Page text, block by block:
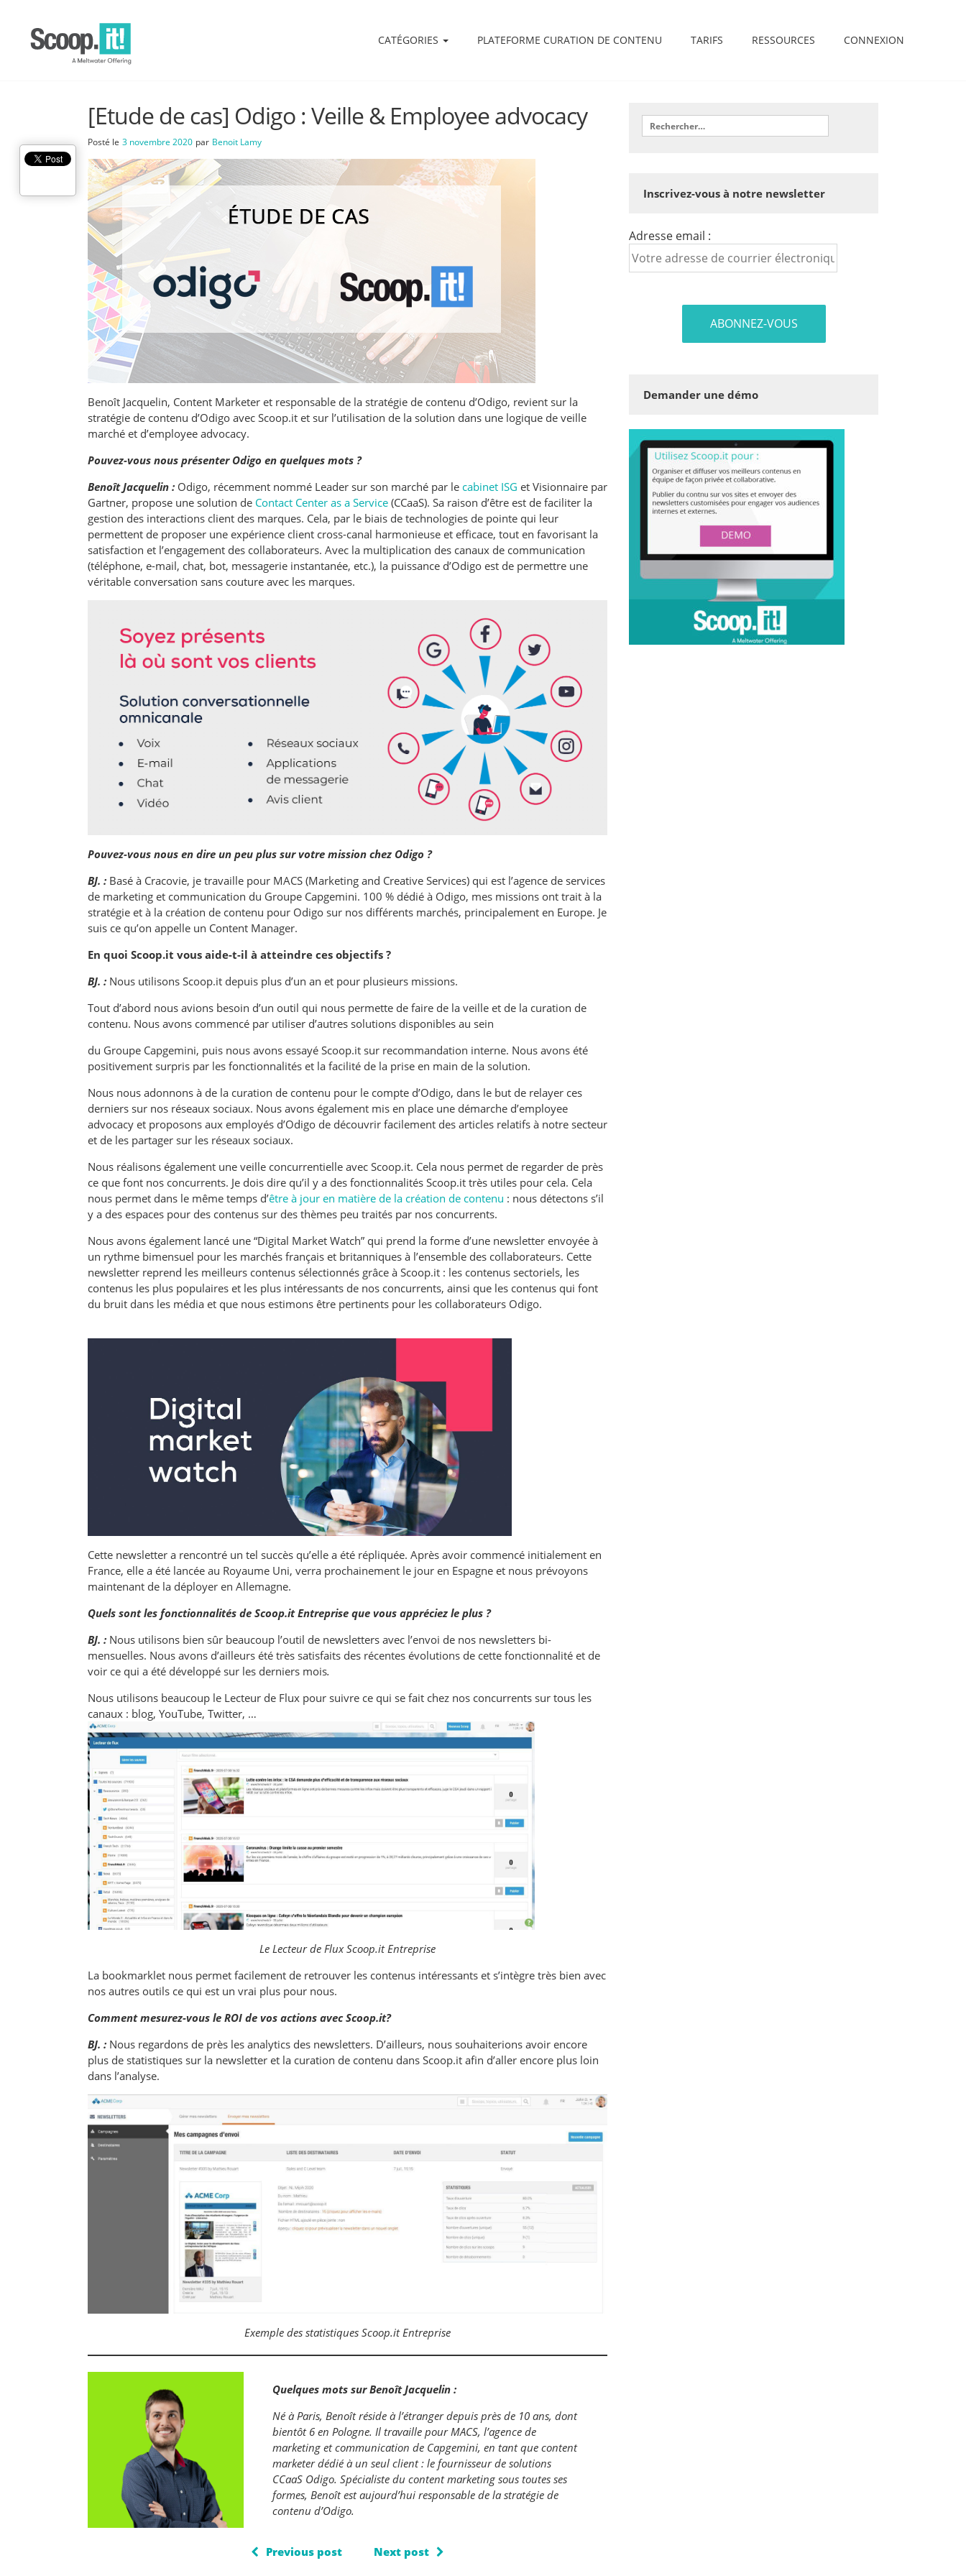
CATÉGORIES PLATEFORME CURATION DE CONTENU TARIFS RESSOURCES CONNEXION
[Etude de cas] Odigo : Veille & Employee advocacy
Posté le 3 novembre 2020 par Benoit Lamy
Benoît Jacquelin, Content Marketer et responsable de la stratégie de contenu d’Odigo, revient sur la
stratégie de contenu d’Odigo avec Scoop.it et sur l’utilisation de la solution dans une logique de veille
marché et d’employee advocacy.
Pouvez-vous nous présenter Odigo en quelques mots ?
Benoît Jacquelin : Odigo, récemment nommé Leader sur son marché par le cabinet ISG et Visionnaire par
Gartner, propose une solution de Contact Center as a Service (CCaaS). Sa raison d’être est de faciliter la
gestion des interactions client des marques. Cela, par le biais de technologies de pointe qui leur
permettent de proposer une expérience client cross-canal harmonieuse et efficace, tout en favorisant la
satisfaction et l’engagement des collaborateurs. Avec la multiplication des canaux de communication
(téléphone, e-mail, chat, bot, messagerie instantanée, etc.), la puissance d’Odigo est de permettre une
véritable conversation sans couture avec les marques.
Pouvez-vous nous en dire un peu plus sur votre mission chez Odigo ?
BJ. : Basé à Cracovie, je travaille pour MACS (Marketing and Creative Services) qui est l’agence de services
de marketing et communication du Groupe Capgemini. 100 % dédié à Odigo, mes missions ont trait à la
stratégie et à la création de contenu pour Odigo sur nos différents marchés, principalement en Europe. Je
suis ce qu’on appelle un Content Manager.
En quoi Scoop.it vous aide-t-il à atteindre ces objectifs ?
BJ. : Nous utilisons Scoop.it depuis plus d’un an et pour plusieurs missions.
Tout d’abord nous avions besoin d’un outil qui nous permette de faire de la veille et de la curation de
contenu. Nous avons commencé par utiliser d’autres solutions disponibles au sein
du Groupe Capgemini, puis nous avons essayé Scoop.it sur recommandation interne. Nous avons été
positivement surpris par les fonctionnalités et la facilité de la prise en main de la solution.
Nous nous adonnons à de la curation de contenu pour le compte d’Odigo, dans le but de relayer ces
derniers sur nos réseaux sociaux. Nous avons également mis en place une démarche d’employee
advocacy et proposons aux employés d’Odigo de découvrir facilement des articles relatifs à notre secteur
et de les partager sur les réseaux sociaux.
Nous réalisons également une veille concurrentielle avec Scoop.it. Cela nous permet de regarder de près
ce que font nos concurrents. Je dois dire qu’il y a des fonctionnalités Scoop.it très utiles pour cela. Cela
nous permet dans le même temps d’être à jour en matière de la création de contenu : nous détectons s’il
y a des espaces pour des contenus sur des thèmes peu traités par nos concurrents.
Nous avons également lancé une “Digital Market Watch” qui prend la forme d’une newsletter envoyée à
un rythme bimensuel pour les marchés français et britanniques à l’ensemble des collaborateurs. Cette
newsletter reprend les meilleurs contenus sélectionnés grâce à Scoop.it : les contenus sectoriels, les
contenus les plus populaires et les plus intéressants de nos concurrents, ainsi que les contenus qui font
du bruit dans les média et que nous estimons être pertinents pour les collaborateurs Odigo.
Cette newsletter a rencontré un tel succès qu’elle a été répliquée. Après avoir commencé initialement en
France, elle a été lancée au Royaume Uni, verra prochainement le jour en Espagne et nous prévoyons
maintenant de la déployer en Allemagne.
Quels sont les fonctionnalités de Scoop.it Entreprise que vous appréciez le plus ?
BJ. : Nous utilisons bien sûr beaucoup l’outil de newsletters avec l’envoi de nos newsletters bi-
mensuelles. Nous avons d’ailleurs été très satisfaits des récentes évolutions de cette fonctionnalité et de
voir ce qui a été développé sur les derniers mois.
Nous utilisons beaucoup le Lecteur de Flux pour suivre ce qui se fait chez nos concurrents sur tous les
canaux : blog, YouTube, Twitter, …
Le Lecteur de Flux Scoop.it Entreprise
La bookmarklet nous permet facilement de retrouver les contenus intéressants et s’intègre très bien avec
nos autres outils ce qui est un vrai plus pour nous.
Comment mesurez-vous le ROI de vos actions avec Scoop.it?
BJ. : Nous regardons de près les analytics des newsletters. D’ailleurs, nous souhaiterions avoir encore
plus de statistiques sur la newsletter et la curation de contenu dans Scoop.it afin d’aller encore plus loin
dans l’analyse.
Exemple des statistiques Scoop.it Entreprise
Quelques mots sur Benoît Jacquelin :
Né à Paris, Benoît réside à l’étranger depuis près de 10 ans, dont
bientôt 6 en Pologne. Il travaille pour MACS, l’agence de
marketing et communication de Capgemini, en tant que content
marketer dédié à un seul client : le fournisseur de solutions
CCaaS Odigo. Spécialiste du content marketing sous toutes ses
formes, Benoît est aujourd’hui responsable de la stratégie de
contenu d’Odigo.
Previous post Next post
Inscrivez-vous à notre newsletter
Adresse email :
Demander une démo